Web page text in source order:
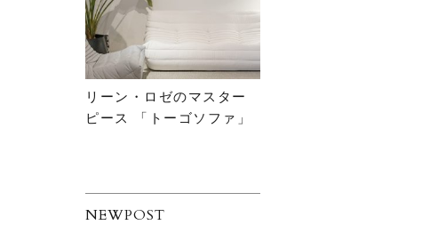
リーン・ロゼのマスター
ピース 「トーゴソファ」
NEWPOST